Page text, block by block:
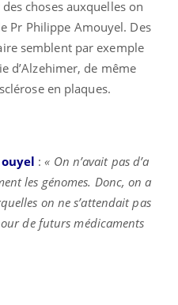
choses auxquelles on
Pr Philippe Amouyel. Des
semblent par exemple
d’Alzehimer, de même
en plaques.
:« On n’avait pas d’a
les génomes. Donc, on a
on ne s’attendait pas
de futurs médicaments